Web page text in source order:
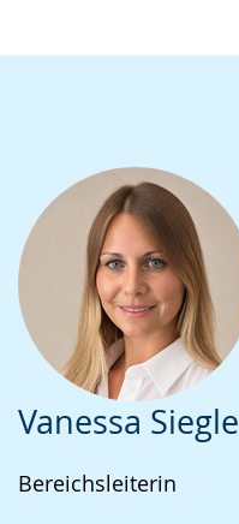
Vanessa Siegle
Bereichsleiterin